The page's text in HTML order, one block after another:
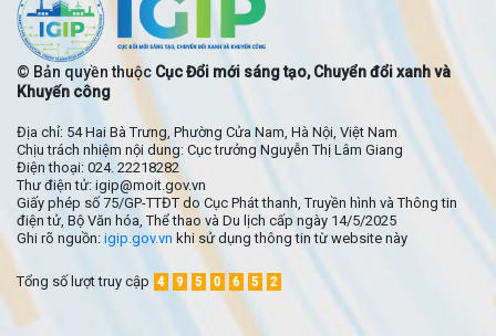
© Bản quyền thuộc Cục Đổi mới sáng tạo, Chuyển đổi xanh và
Khuyến công
Địa chỉ: 54 Hai Bà Trưng, Phường Cửa Nam, Hà Nội, Việt Nam
Chịu trách nhiệm nội dung: Cục trưởng Nguyễn Thị Lâm Giang
Điện thoại: 024. 22218282
Thư điện tử: igip@moit.gov.vn
Giấy phép số 75/GP-TTĐT do Cục Phát thanh, Truyền hình và Thông tin
điện tử, Bộ Văn hóa, Thể thao và Du lịch cấp ngày 14/5/2025
Ghi rõ nguồn: igip.gov.vn khi sử dụng thông tin từ website này
Tổng số lượt truy cập 4 9 5 0 6 5 2